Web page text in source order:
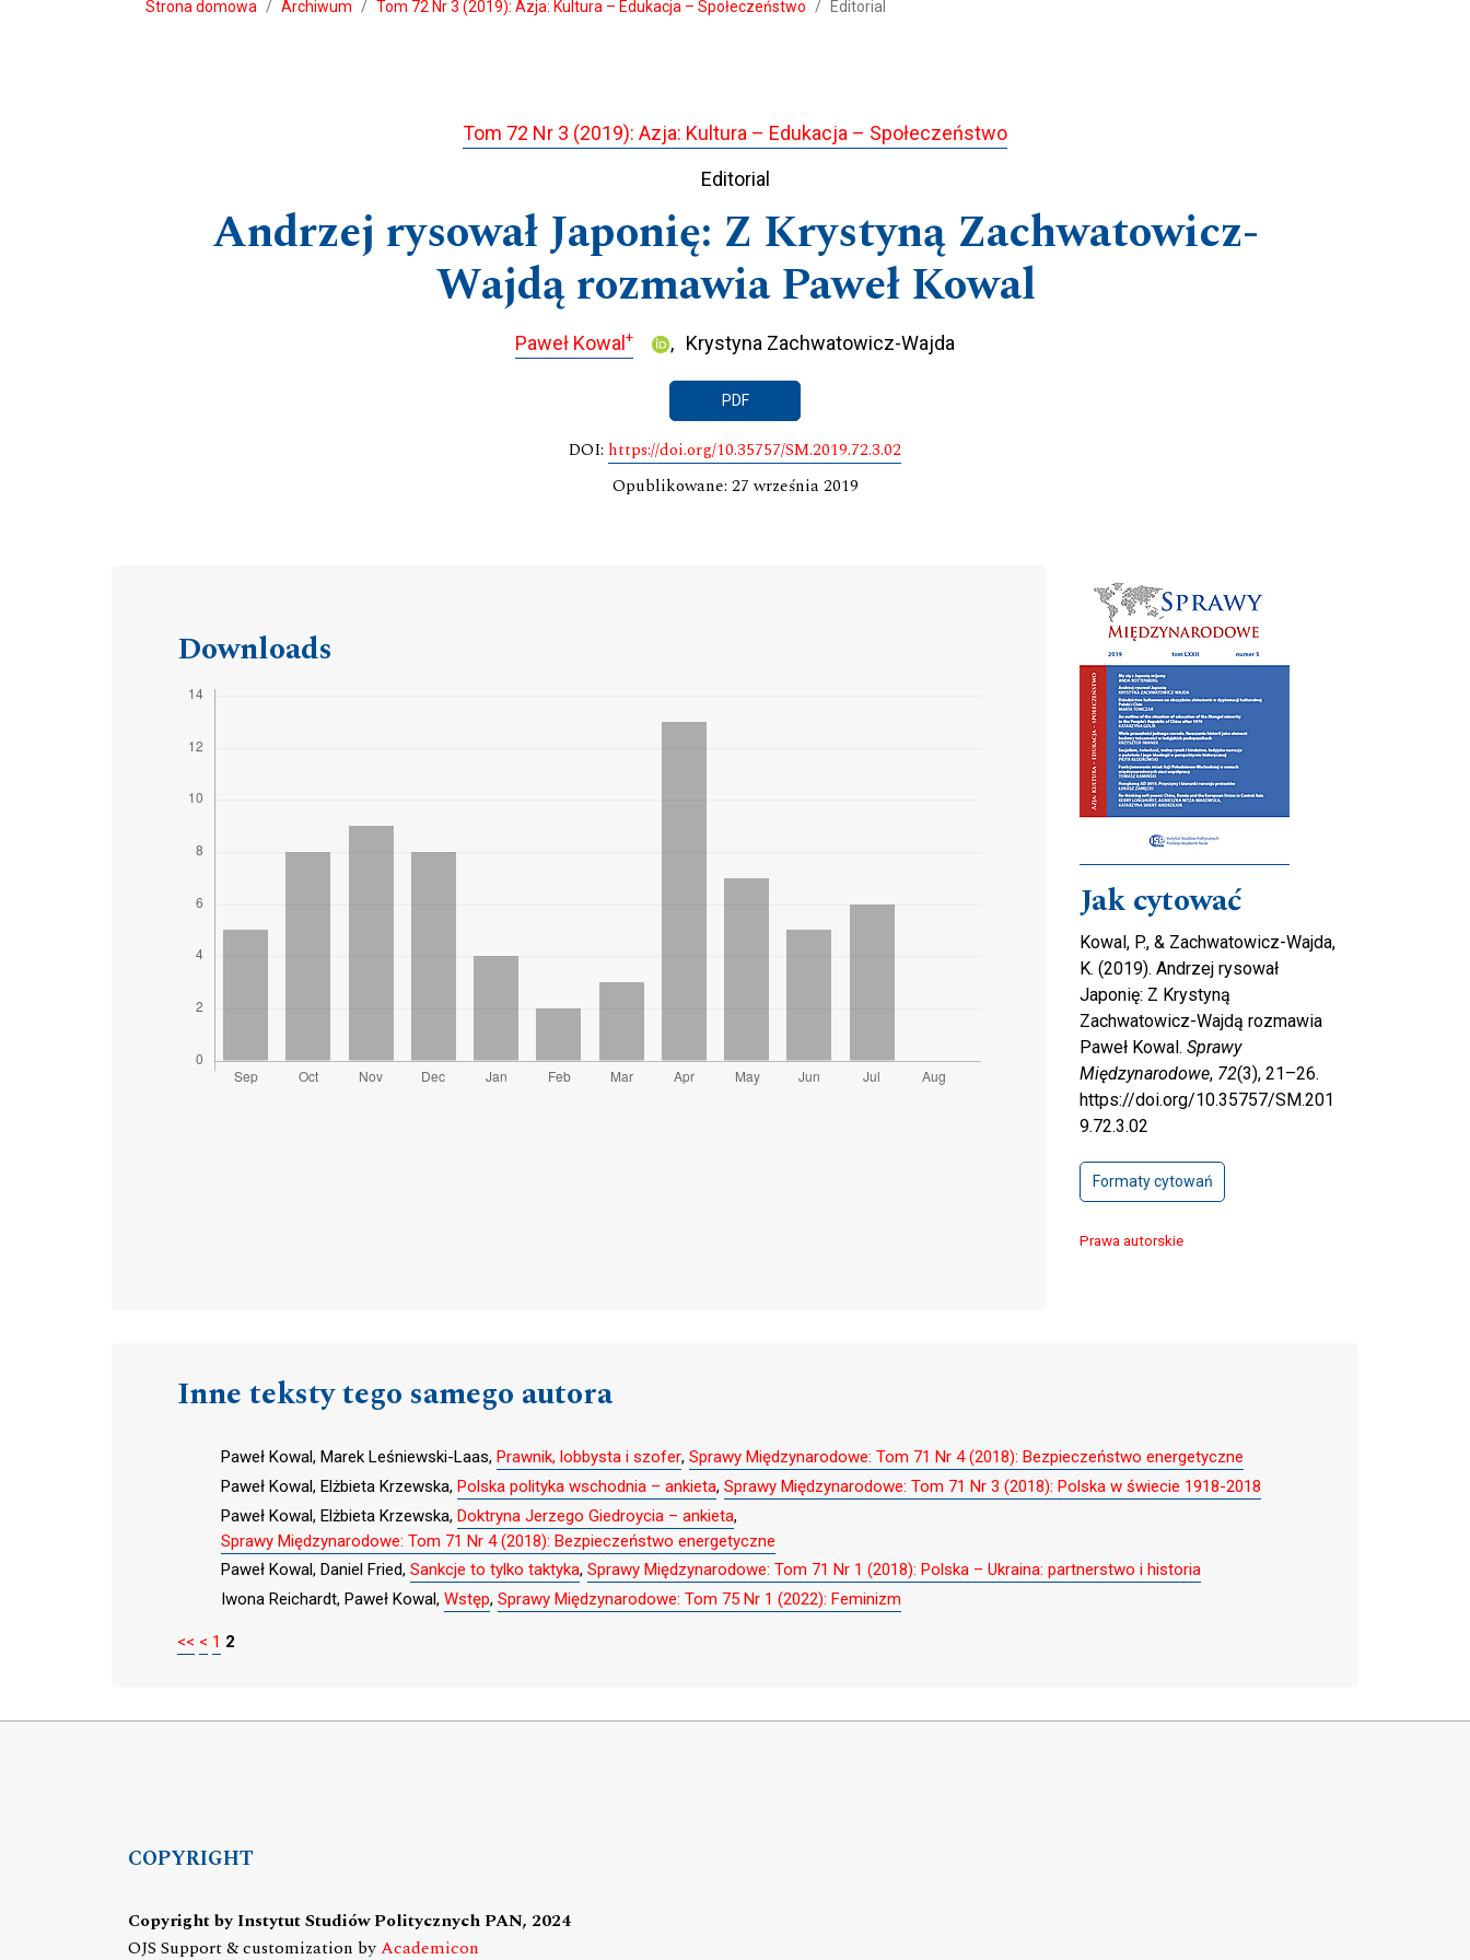
Strona domowa Archiwum Tom 72 Nr 3 (2019): Azja: Kultura – Edukacja – Społeczeństwo Editorial
Tom 72 Nr 3 (2019): Azja: Kultura – Edukacja – Społeczeństwo
Editorial
Andrzej rysował Japonię: Z Krystyną Zachwatowicz-
Wajdą rozmawia Paweł Kowal
Paweł Kowal+ Krystyna Zachwatowicz-Wajda
PDF
DOI: https://doi.org/10.35757/SM.2019.72.3.02
Opublikowane: 27 września 2019
Downloads
Cover image
Jak cytować
Kowal, P., & Zachwatowicz-Wajda,
K. (2019). Andrzej rysował
Japonię: Z Krystyną
Zachwatowicz-Wajdą rozmawia
Paweł Kowal. Sprawy
Międzynarodowe, 72(3), 21–26.
https://doi.org/10.35757/SM.201
9.72.3.02
Formaty cytowań
Prawa autorskie
Inne teksty tego samego autora
Paweł Kowal, Marek Leśniewski-Laas, Prawnik, lobbysta i szofer, Sprawy Międzynarodowe: Tom 71 Nr 4 (2018): Bezpieczeństwo energetyczne
Paweł Kowal, Elżbieta Krzewska, Polska polityka wschodnia – ankieta, Sprawy Międzynarodowe: Tom 71 Nr 3 (2018): Polska w świecie 1918-2018
Paweł Kowal, Elżbieta Krzewska, Doktryna Jerzego Giedroycia – ankieta,
Sprawy Międzynarodowe: Tom 71 Nr 4 (2018): Bezpieczeństwo energetyczne
Paweł Kowal, Daniel Fried, Sankcje to tylko taktyka, Sprawy Międzynarodowe: Tom 71 Nr 1 (2018): Polska – Ukraina: partnerstwo i historia
Iwona Reichardt, Paweł Kowal, Wstęp, Sprawy Międzynarodowe: Tom 75 Nr 1 (2022): Feminizm
<< < 1 2
COPYRIGHT
Copyright by Instytut Studiów Politycznych PAN, 2024
OJS Support & customization byAcademicon